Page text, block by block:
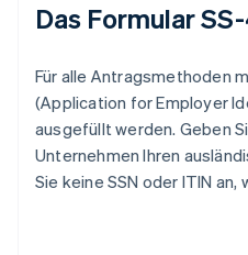
Das Formular
Für alle Antragsmethoden
(Application for Employer
ausgefüllt werden. Geben
Unternehmen Ihren
Sie keine SSN oder ITIN an,